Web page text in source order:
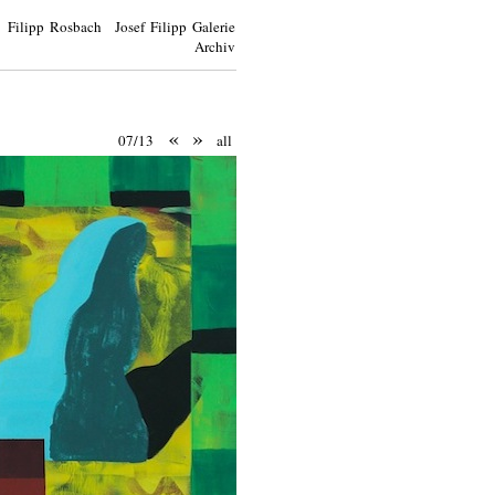
Filipp Rosbach Josef Filipp Galerie
Archiv
07/13 « » all